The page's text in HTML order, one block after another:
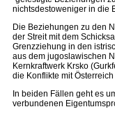
nichtsdestoweniger in die
Die Beziehungen zu den
der Streit mit dem
Grenzziehung in den
aus dem jugoslawischen
Kernkraftwerk Krsko
die Konflikte mit
In beiden Fällen geht es
verbundenen